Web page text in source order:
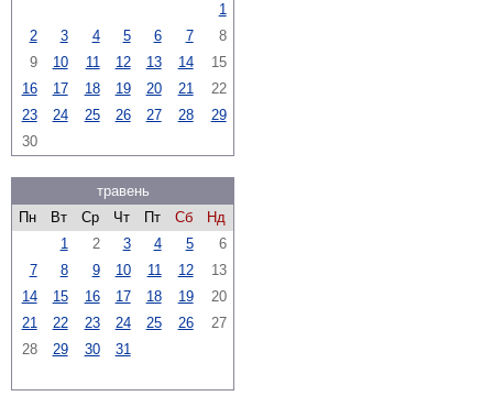
1
2
3 4 5 6 7
8
9
10 11 12 13 14
15
16
17 18 19 20 21
22
23
24 25 26 27 28
29
30
травень
Пн
Вт Ср Чт Пт Сб
Нд
1
2 3 4 5
6
7
8 9 10 11 12
13
14
15 16 17 18 19
20
21
22 23 24 25 26
27
28
29 30 31